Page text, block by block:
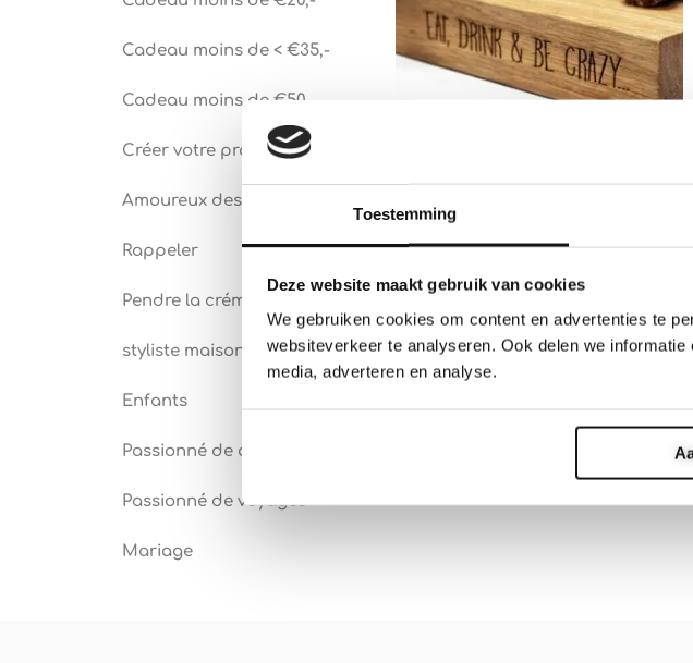
Toestemming
Deze website maakt gebruik van cookies
We gebruiken cookies om content en advertenties te
websiteverkeer te analyseren. Ook delen we
media, adverteren en analyse.
Cadeau moins de < €35,-
Cadeau moins de €50,-
Créer votre propre design
Amoureux des livres
Rappeler
Pendre la crémaillère
styliste maison
Enfants
Passionné de cuisine
Passionné de voyages
Mariage
Billot en bois avec votre
Note
sur 5
€42.50 – €62.50